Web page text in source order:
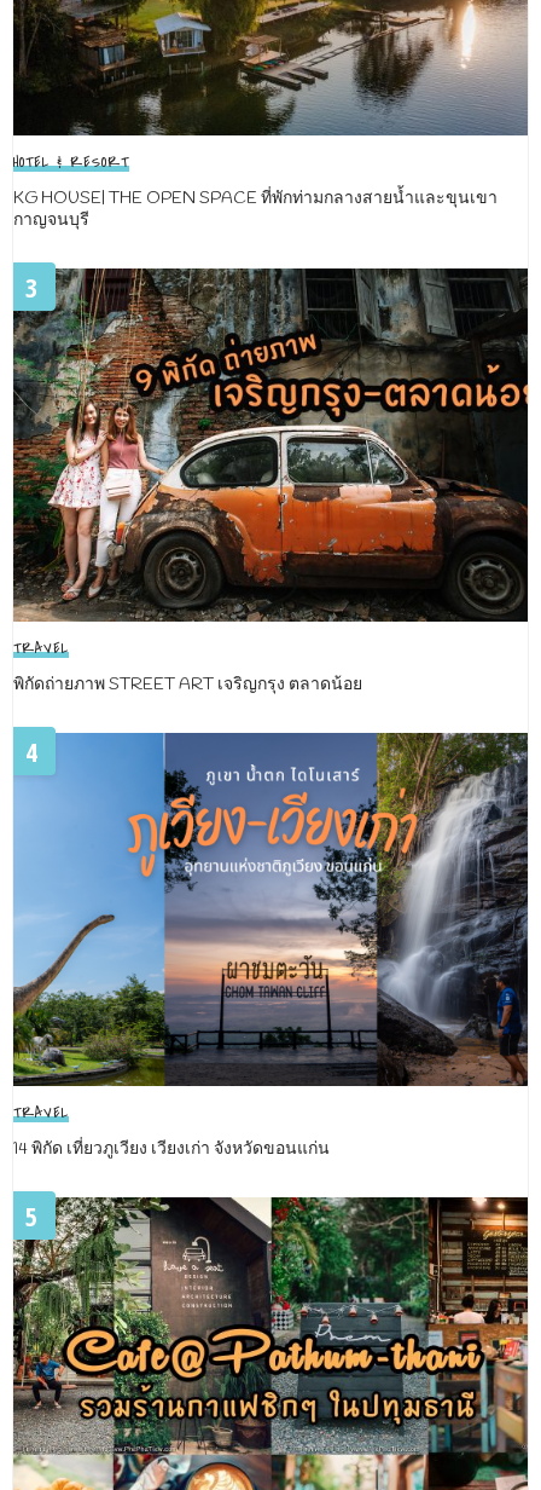
HOTEL & RESORT
KG HOUSE| THE OPEN SPACE ที่พักท่ามกลางสายน้ำและขุนเขา
กาญจนบุรี
3
TRAVEL
พิกัดถ่ายภาพ STREET ART เจริญกรุง ตลาดน้อย
4
TRAVEL
14 พิกัด เที่ยวภูเวียง เวียงเก่า จังหวัดขอนแก่น
5